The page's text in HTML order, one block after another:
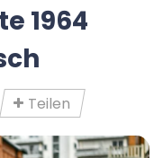
1964
Teilen